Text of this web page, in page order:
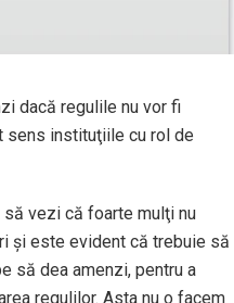
dacă regulile nu vor fi
sens instituţiile cu rol de
vezi că foarte mulţi nu
şi este evident că trebuie să
să dea amenzi, pentru a
regulilor. Asta nu o facem